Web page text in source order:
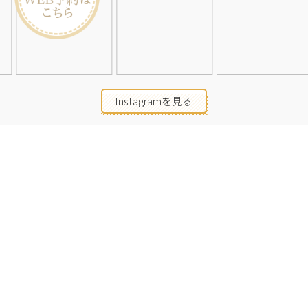
Instagramを見る